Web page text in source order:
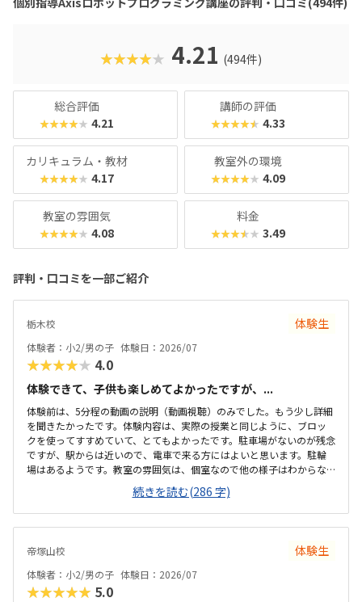
使う本格的なプログラミング言語「Python（パイソン）」
りのとっつきやすい見た目から入って、実践レベルの内容が
学べると好評です。授業料が比較的お手頃価格なのもポイン
月2回）、レギュラーコースは8,800円＋教材費2,640円＋テ
キスト費2,860円（80分×月2回）、マスターコースは11,00
0円＋教材費2,640円＋テキスト費2,860円（80分×月2
回）。年に1度のテキスト費以外、追加料金もかかりませ
ん。明確な料金体系と通いやすさ、ある程度「勉強」の雰囲
気を重視する方におすすめのスクールです。
★★★★★ 4.21 (494件)
総合評価
★★★★★ 4.21
講師の評価
★★★★★ 4.33
カリキュラム・教材
★★★★★ 4.17
教室外の環境
★★★★★ 4.09
教室の雰囲気
★★★★★ 4.08
料金
★★★★★ 3.49
評判・口コミを一部ご紹介
栃木校 体験生
体験者：小2/男の子 体験日：2026/07
★★★★★ 4.0
体験できて、子供も楽しめてよかったですが、...
体験前は、5分程の動画の説明（動画視聴）のみでした。もう少し詳細
を聞きたかったです。体験内容は、実際の授業と同じように、ブロッ
クを使ってすすめていて、とてもよかったです。駐車場がないのが残念
ですが、駅からは近いので、電車で来る方にはよいと思います。駐輪
場はあるようです。教室の雰囲気は、個室なので他の様子はわからな
いです。いくつか部屋があるようでしたが、特に説明を受けていない
です。料金の説明はなく、資料を見たのですが、個別指導なので高く
ても仕方ないのかなと思いました。個別指導なので、子供に合わせて
対応してもらえます。80分は長いかと思いましたが、ちょうどよかっ
続きを読む(286 字)
帝塚山校 体験生
体験者：小2/男の子 体験日：2026/07
★★★★★ 5.0